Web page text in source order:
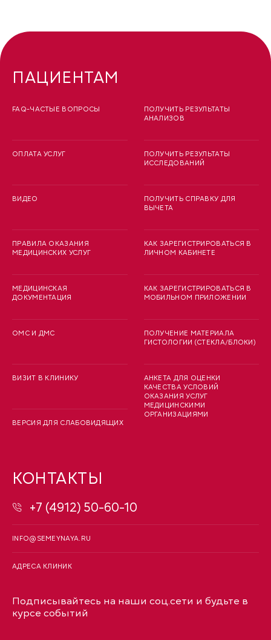
ПАЦИЕНТАМ
FAQ-ЧАСТЫЕ ВОПРОСЫ
ОПЛАТА УСЛУГ
ВИДЕО
ПРАВИЛА ОКАЗАНИЯ
МЕДИЦИНСКИХ УСЛУГ
МЕДИЦИНСКАЯ
ДОКУМЕНТАЦИЯ
ОМС И ДМС
ВИЗИТ В КЛИНИКУ
ВЕРСИЯ ДЛЯ СЛАБОВИДЯЩИХ
ПОЛУЧИТЬ РЕЗУЛЬТАТЫ
АНАЛИЗОВ
ПОЛУЧИТЬ РЕЗУЛЬТАТЫ
ИССЛЕДОВАНИЙ
ПОЛУЧИТЬ СПРАВКУ ДЛЯ
ВЫЧЕТА
КАК ЗАРЕГИСТРИРОВАТЬСЯ В
ЛИЧНОМ КАБИНЕТЕ
КАК ЗАРЕГИСТРИРОВАТЬСЯ В
МОБИЛЬНОМ ПРИЛОЖЕНИИ
ПОЛУЧЕНИЕ МАТЕРИАЛА
ГИСТОЛОГИИ (СТЕКЛА/БЛОКИ)
АНКЕТА ДЛЯ ОЦЕНКИ
КАЧЕСТВА УСЛОВИЙ
ОКАЗАНИЯ УСЛУГ
МЕДИЦИНСКИМИ
ОРГАНИЗАЦИЯМИ
КОНТАКТЫ
+7 (4912) 50-60-10
INFO@SEMEYNAYA.RU
АДРЕСА КЛИНИК
Подписывайтесь на наши соц.сети и будьте в
курсе событий